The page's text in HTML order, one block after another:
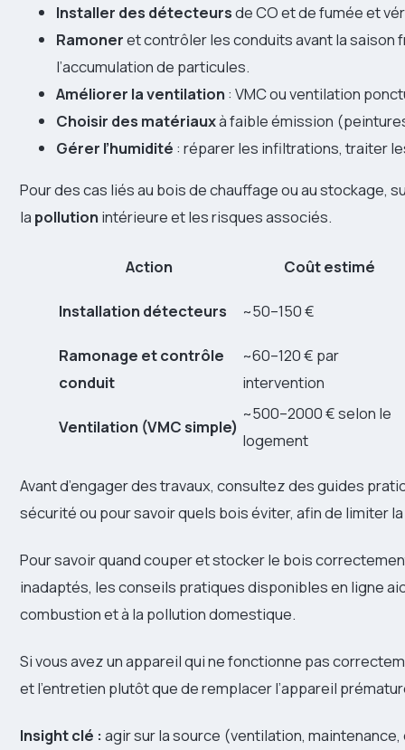
Installer des détecteursde CO et de fumée et
Ramoneret contrôler les conduits avant la saison
l’accumulation de particules.
Améliorer la ventilation : VMC ou ventilation
Choisir des matériauxà faible émission
Gérer l’humidité : réparer les infiltrations, traiter
Pour des cas liés au bois de chauffage ou au stockage,
la pollution intérieure et les risques associés.
Action Coût estimé
Installation détecteurs ~50–150 €
Ramonage et contrôle
conduit
~60–120 € par
intervention
Ventilation (VMC simple)
~500–2000 € selon le
logement
Avant d’engager des travaux, consultez des guides
sécurité ou pour savoir quels bois éviter, afin de limiter la
Pour savoir quand couper et stocker le bois
inadaptés, les conseils pratiques disponibles en ligne
combustion et à la pollution domestique.
Si vous avez un appareil qui ne fonctionne pas
et l’entretien plutôt que de remplacer l’appareil
Insight clé : agir sur la source (ventilation,